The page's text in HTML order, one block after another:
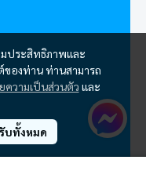
มประสิทธิภาพและ
ของท่าน ท่านสามารถ
ความเป็นส่วนตัว และ
บทั้งหมด